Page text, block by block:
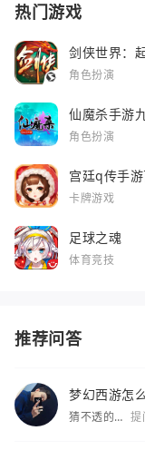
热门游戏
剑侠世界：
角色扮演
仙魔杀手游
角色扮演
宫廷q传手
卡牌游戏
足球之魂
体育竞技
推荐问答
梦幻西游怎
猜不透的
提